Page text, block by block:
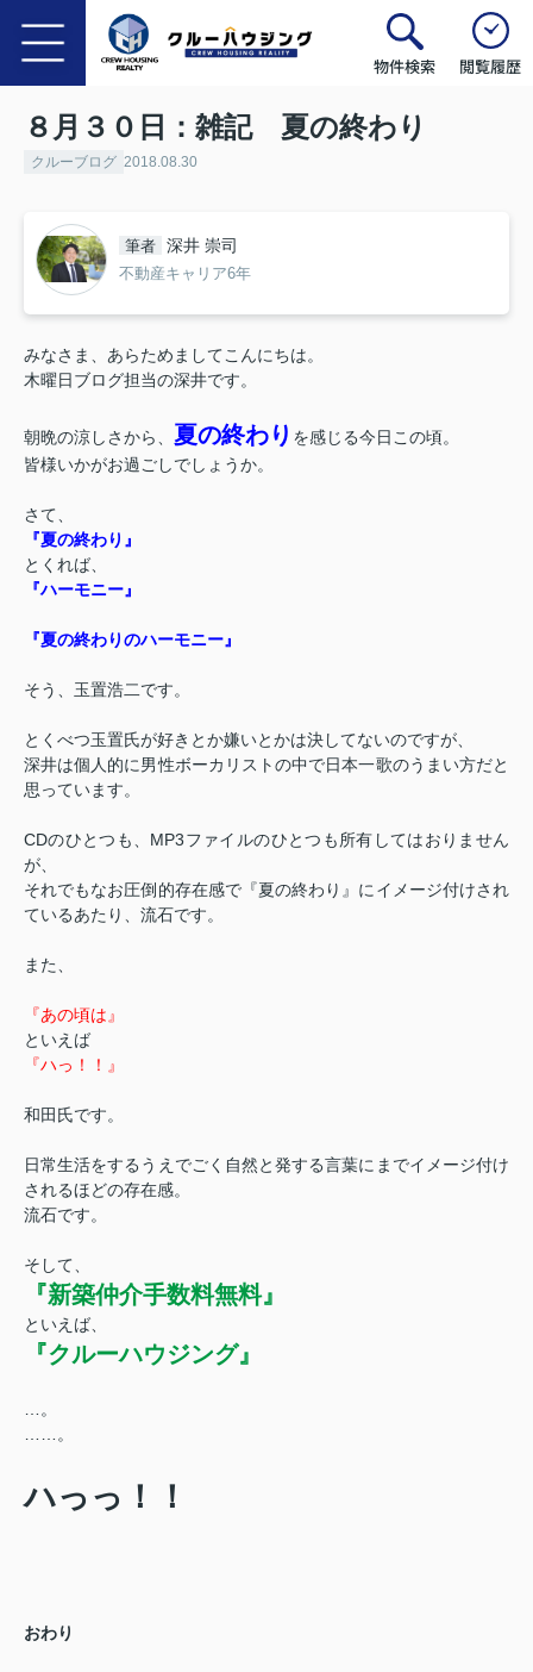
物件検索 閲覧履歴
８月３０日：雑記 夏の終わり
クルーブログ 2018.08.30
筆者 深井 崇司
不動産キャリア6年
みなさま、あらためましてこんにちは。
木曜日ブログ担当の深井です。
朝晩の涼しさから、 夏の終わり を感じる今日この頃。
皆様いかがお過ごしでしょうか。
さて、
『夏の終わり』
とくれば、
『ハーモニー』
『夏の終わりのハーモニー』
そう、玉置浩二です。
とくべつ玉置氏が好きとか嫌いとかは決してないのですが、
深井は個人的に男性ボーカリストの中で日本一歌のうまい方だと
思っています。
CDのひとつも、MP3ファイルのひとつも所有してはおりません
が、
それでもなお圧倒的存在感で『夏の終わり』にイメージ付けされ
ているあたり、流石です。
また、
『あの頃は』
といえば
『ハっ！！』
和田氏です。
日常生活をするうえでごく自然と発する言葉にまでイメージ付け
されるほどの存在感。
流石です。
そして、
『新築仲介手数料無料』
といえば、
『クルーハウジング』
…。
……。
ハっっ！！
おわり